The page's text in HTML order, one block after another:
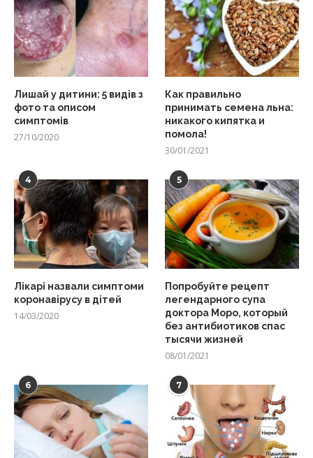
Лишай у дитини: 5 видів з
фото та описом
симптомів
27/10/2020
Как правильно
принимать семена льна:
никакого кипятка и
помола!
30/01/2021
4
Лікарі назвали симптоми
коронавірусу в дітей
14/03/2020
5
Попробуйте рецепт
легендарного супа
доктора Моро, который
без антибиотиков спас
тысячи жизней
08/01/2021
6 7